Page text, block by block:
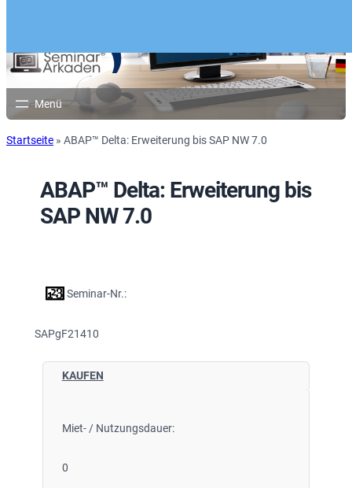
Startseite » ABAP™ Delta: Erweiterung bis SAP NW 7.0
ABAP™ Delta: Erweiterung bis
SAP NW 7.0
Seminar-Nr.:
SAPgF21410
KAUFEN
Miet- / Nutzungsdauer:
0